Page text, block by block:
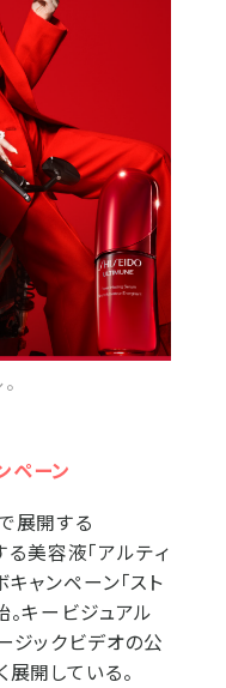
ペーン
展開する
る美容液「アルティ
ャンペーン「スト
キービジュアル
ジックビデオの公
展開している。